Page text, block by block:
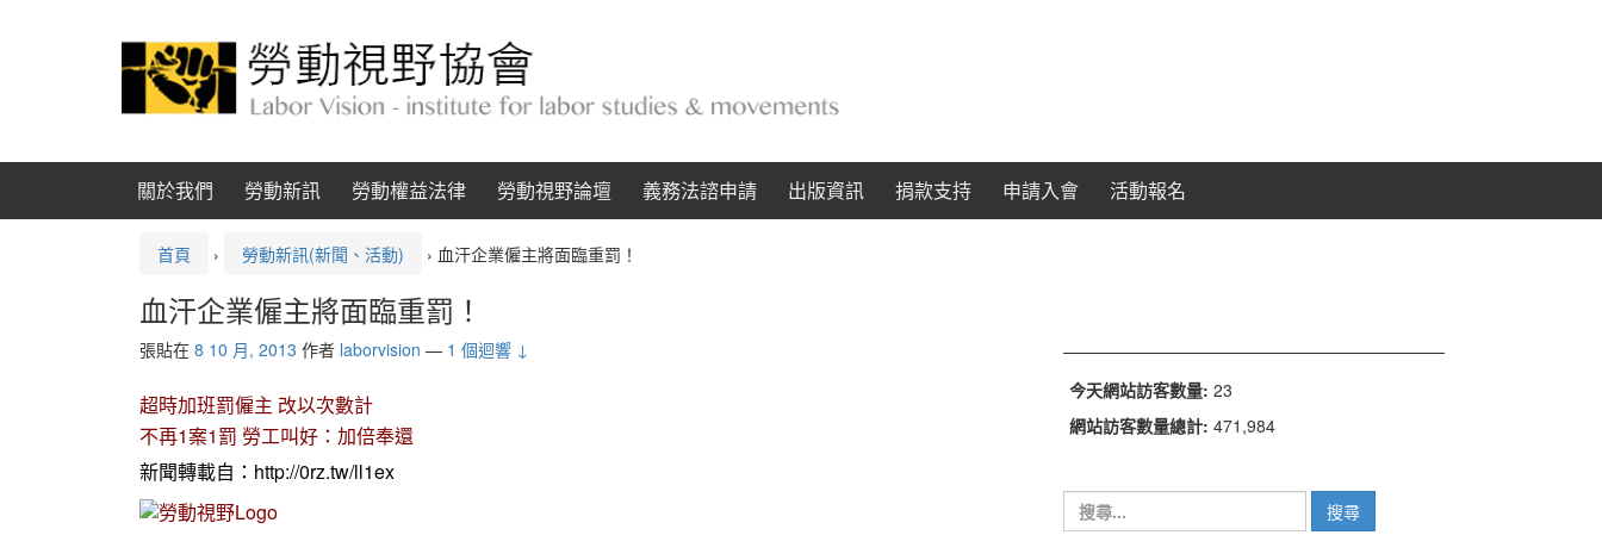
關於我們 勞動新訊 勞動權益法律 勞動視野論壇 義務法諮申請 出版資訊 捐款支持 申請入會 活動報名
首頁 › 勞動新訊(新聞、活動) › 血汗企業僱主將面臨重罰！
血汗企業僱主將面臨重罰！
張貼在 8 10 月, 2013 作者 laborvision — 1 個迴響 ↓
超時加班罰僱主 改以次數計
不再1案1罰 勞工叫好：加倍奉還
新聞轉載自： http://0rz.tw/ll1ex
今天網站訪客數量: 23
網站訪客數量總計: 471,984
尋